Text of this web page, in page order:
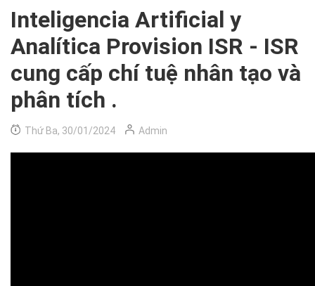
Inteligencia Artificial y
Analítica Provision ISR - ISR
cung cấp chí tuệ nhân tạo và
phân tích .
Thứ Ba, 30/01/2024 Admin